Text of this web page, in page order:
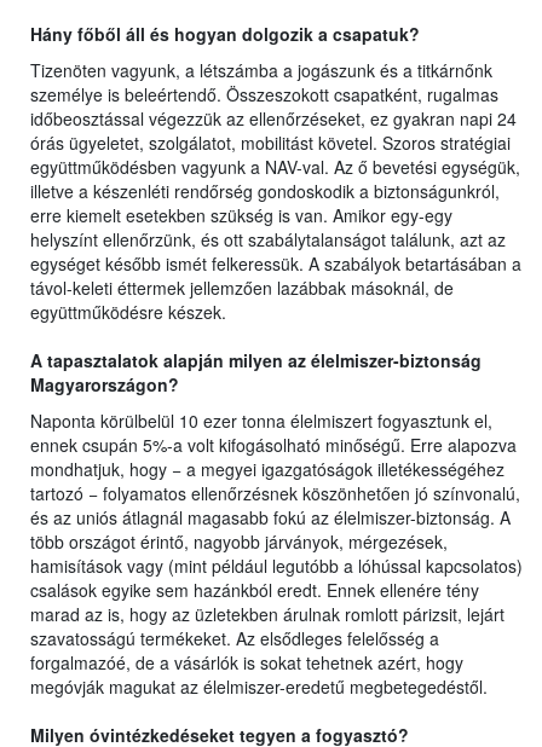
Hány főből áll és hogyan dolgozik a csapatuk?
Tizenöten vagyunk, a létszámba a jogászunk és a titkárnőnk
személye is beleértendő. Összeszokott csapatként, rugalmas
időbeosztással végezzük az ellenőrzéseket, ez gyakran napi 24
órás ügyeletet, szolgálatot, mobilitást követel. Szoros stratégiai
együttműködésben vagyunk a NAV-val. Az ő bevetési egységük,
illetve a készenléti rendőrség gondoskodik a biztonságunkról,
erre kiemelt esetekben szükség is van. Amikor egy-egy
helyszínt ellenőrzünk, és ott szabálytalanságot találunk, azt az
egységet később ismét felkeressük. A szabályok betartásában a
távol-keleti éttermek jellemzően lazábbak másoknál, de
együttműködésre készek.
A tapasztalatok alapján milyen az élelmiszer-biztonság
Magyarországon?
Naponta körülbelül 10 ezer tonna élelmiszert fogyasztunk el,
ennek csupán 5%-a volt kifogásolható minőségű. Erre alapozva
mondhatjuk, hogy − a megyei igazgatóságok illetékességéhez
tartozó − folyamatos ellenőrzésnek köszönhetően jó színvonalú,
és az uniós átlagnál magasabb fokú az élelmiszer-biztonság. A
több országot érintő, nagyobb járványok, mérgezések,
hamisítások vagy (mint például legutóbb a lóhússal kapcsolatos)
csalások egyike sem hazánkból eredt. Ennek ellenére tény
marad az is, hogy az üzletekben árulnak romlott párizsit, lejárt
szavatosságú termékeket. Az elsődleges felelősség a
forgalmazóé, de a vásárlók is sokat tehetnek azért, hogy
megóvják magukat az élelmiszer-eredetű megbetegedéstől.
Milyen óvintézkedéseket tegyen a fogyasztó?